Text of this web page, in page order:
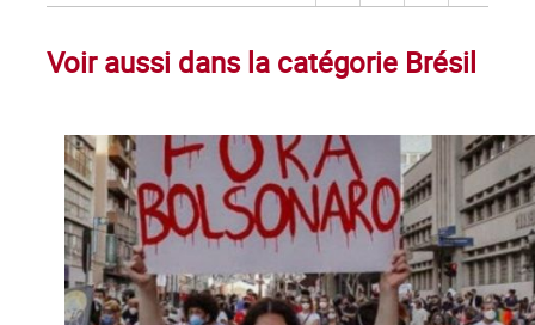
Voir aussi dans la catégorie Brésil